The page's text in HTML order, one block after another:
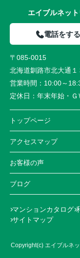
エイブルネッ
電話をする
〒085-0015
北海道釧路市北大通
営業時間： 10:00～
定休日： 年末年始・Ｇ
トップページ
アクセスマップ
お客様の声
ブログ
マンションカタログ
サイトマップ
Copyright(c) エイブルネ